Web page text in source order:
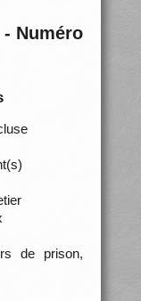
- Numéro
de prison,